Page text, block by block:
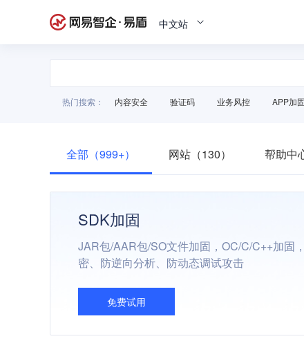
中文站
热门搜索： 内容安全 验证码 业务风控 APP加固
全部（999+） 网站（130） 帮助中
SDK加固
JAR包/AAR包/SO文件加固，OC/C/C++加固
密、防逆向分析、防动态调试攻击
免费试用